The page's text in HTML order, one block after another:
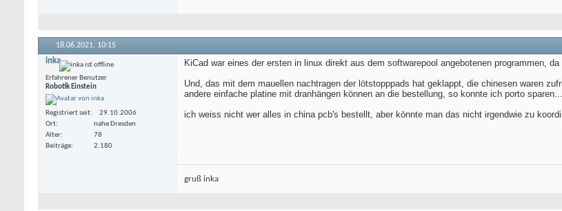
18.06.2021, 10:15
inka
Erfahrener Benutzer
Robotik Einstein
Registriert seit
29.10.2006
Ort
nahe Dresden
Alter
78
Beiträge
2.180
KiCad war eines der ersten in linux direkt aus dem softwarepool angebotenen programmen,
Und, das mit dem mauellen nachtragen der lötstopppads hat geklappt, die chinesen waren
andere einfache platine mit dranhängen können an die bestellung, so konnte ich porto
ich weiss nicht wer alles in china pcb's bestellt, aber könnte man das nicht irgendwie zu
gruß inka